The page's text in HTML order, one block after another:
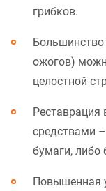
грибков.
Большинство
ожогов)
целостной
Реставрация
средствами
бумаги, либо
Повышенная